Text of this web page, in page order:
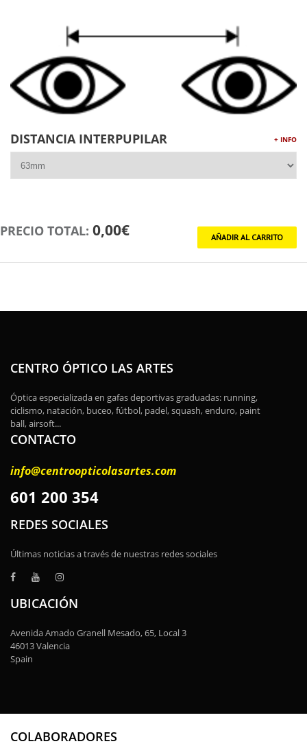
DISTANCIA INTERPUPILAR + INFO
PRECIO TOTAL: 0,00€
CENTRO ÓPTICO LAS ARTES
Óptica especializada en gafas deportivas graduadas: running,
ciclismo, natación, buceo, fútbol, padel, squash, enduro, paint
ball, airsoft...
CONTACTO
info@centroopticolasartes.com
601 200 354
REDES SOCIALES
Últimas noticias a través de nuestras redes sociales
UBICACIÓN
Avenida Amado Granell Mesado, 65, Local 3
46013 Valencia
Spain
COLABORADORES